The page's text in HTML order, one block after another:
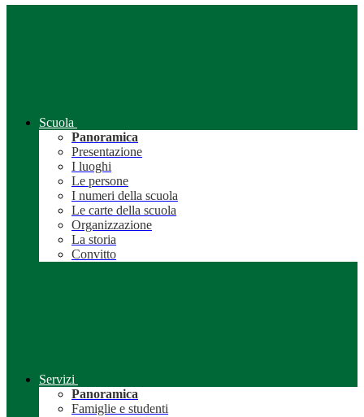
Scuola
Panoramica
Presentazione
I luoghi
Le persone
I numeri della scuola
Le carte della scuola
Organizzazione
La storia
Convitto
Servizi
Panoramica
Famiglie e studenti